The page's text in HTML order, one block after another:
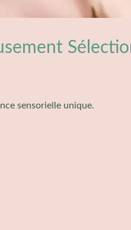
sensorielle unique.